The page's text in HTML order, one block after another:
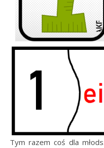
Tym razem coś dla młodszych uczniów z tematu liczb –